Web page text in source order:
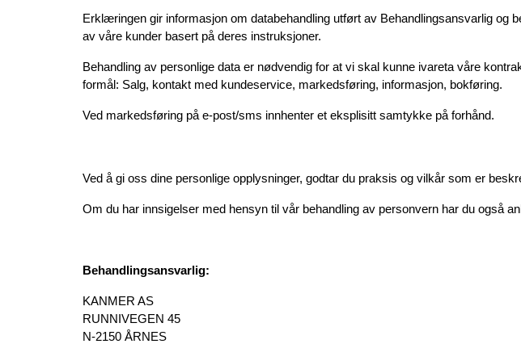
Erklæringen gir informasjon om databehandling utført av Behandlingsansvarlig og
av våre kunder basert på deres instruksjoner.
Behandling av personlige data er nødvendig for at vi skal kunne ivareta våre
formål: Salg, kontakt med kundeservice, markedsføring, informasjon, bokføring.
Ved markedsføring på e-post/sms innhenter et eksplisitt samtykke på forhånd.
Ved å gi oss dine personlige opplysninger, godtar du praksis og vilkår som er
Om du har innsigelser med hensyn til vår behandling av personvern har du også
Behandlingsansvarlig:
KANMER AS
RUNNIVEGEN 45
N-2150 ÅRNES